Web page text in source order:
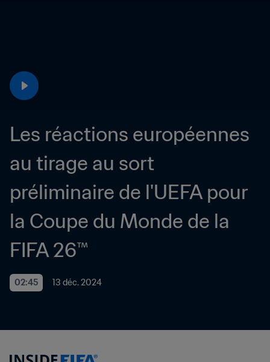
Les réactions européennes
au tirage au sort
préliminaire de l'UEFA pour
la Coupe du Monde de la
FIFA 26™
02:45 13 déc. 2024